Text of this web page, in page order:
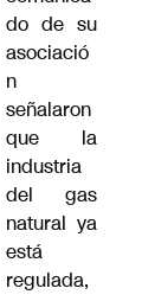
do de su
asociació
n
señalaron
que la
industria
del gas
natural ya
está
regulada,